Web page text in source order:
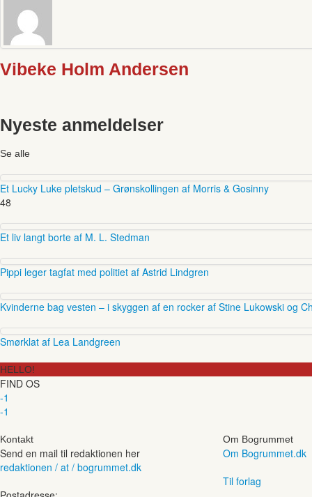
Vibeke Holm Andersen
Nyeste anmeldelser
Se alle
Et Lucky Luke pletskud – Grønskollingen af Morris & Gosinny
48
Et liv langt borte af M. L. Stedman
Pippi leger tagfat med politiet af Astrid Lindgren
Kvinderne bag vesten – i skyggen af en rocker af Stine Lukowski og
Smørklat af Lea Landgreen
HELLO!
FIND OS
-1
-1
Kontakt
Send en mail til redaktionen her
redaktionen / at / bogrummet.dk
Om Bogrummet
Om Bogrummet.dk
Til forlag